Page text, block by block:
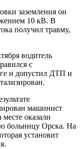
заземления он
10 кВ. В
получил травму,
водитель
с
и допустил ДТП и
машинист
оказали
больницу Орска. На
установит